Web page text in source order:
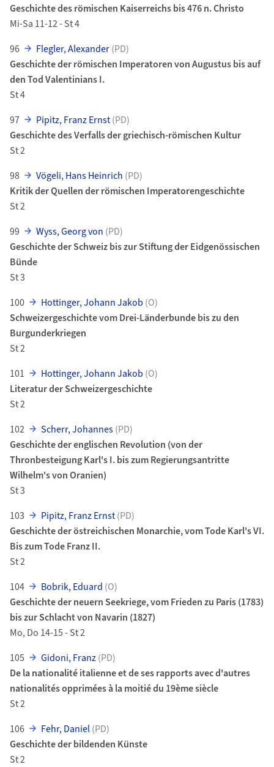
Geschichte des römischen Kaiserreichs bis 476 n. Christo
Mi-Sa 11-12 - St 4
96
Flegler, Alexander(PD)
Geschichte der römischen Imperatoren von Augustus bis auf
den Tod Valentinians I.
St 4
97
Pipitz, Franz Ernst(PD)
Geschichte des Verfalls der griechisch-römischen Kultur
St 2
98
Vögeli, Hans Heinrich (PD)
Kritik der Quellen der römischen Imperatorengeschichte
St 2
99
Wyss, Georg von (PD)
Geschichte der Schweiz bis zur Stiftung der Eidgenössischen
Bünde
St 3
100
Hottinger, Johann Jakob (O)
Schweizergeschichte vom Drei-Länderbunde bis zu den
Burgunderkriegen
St 2
101
Hottinger, Johann Jakob (O)
Literatur der Schweizergeschichte
St 2
102
Scherr, Johannes(PD)
Geschichte der englischen Revolution (von der
Thronbesteigung Karl's I. bis zum Regierungsantritte
Wilhelm's von Oranien)
St 3
103
Pipitz, Franz Ernst(PD)
Geschichte der östreichischen Monarchie, vom Tode Karl's VI.
Bis zum Tode Franz II.
St 2
104
Bobrik, Eduard (O)
Geschichte der neuern Seekriege, vom Frieden zu Paris (1783)
bis zur Schlacht von Navarin (1827)
Mo, Do 14-15 - St 2
105
Gidoni, Franz(PD)
De la nationalité italienne et de ses rapports avec d'autres
nationalités opprimées à la moitié du 19ème siècle
St 2
106
Fehr, Daniel(PD)
Geschichte der bildenden Künste
St 2